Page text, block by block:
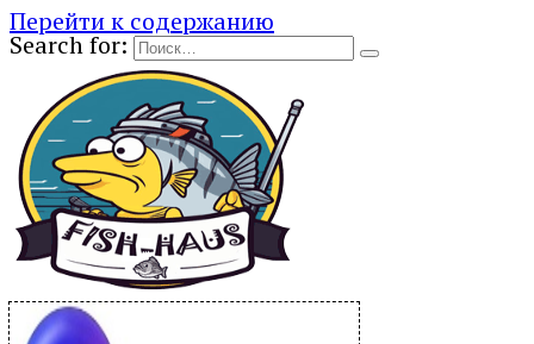
Перейти к содержанию
Search for: